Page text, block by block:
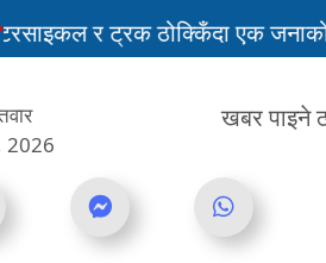
र ट्रक ठोक्किँदा एक जनाको
र बाढीका कारण देशका विभिन्न
2026
खबर पाइने